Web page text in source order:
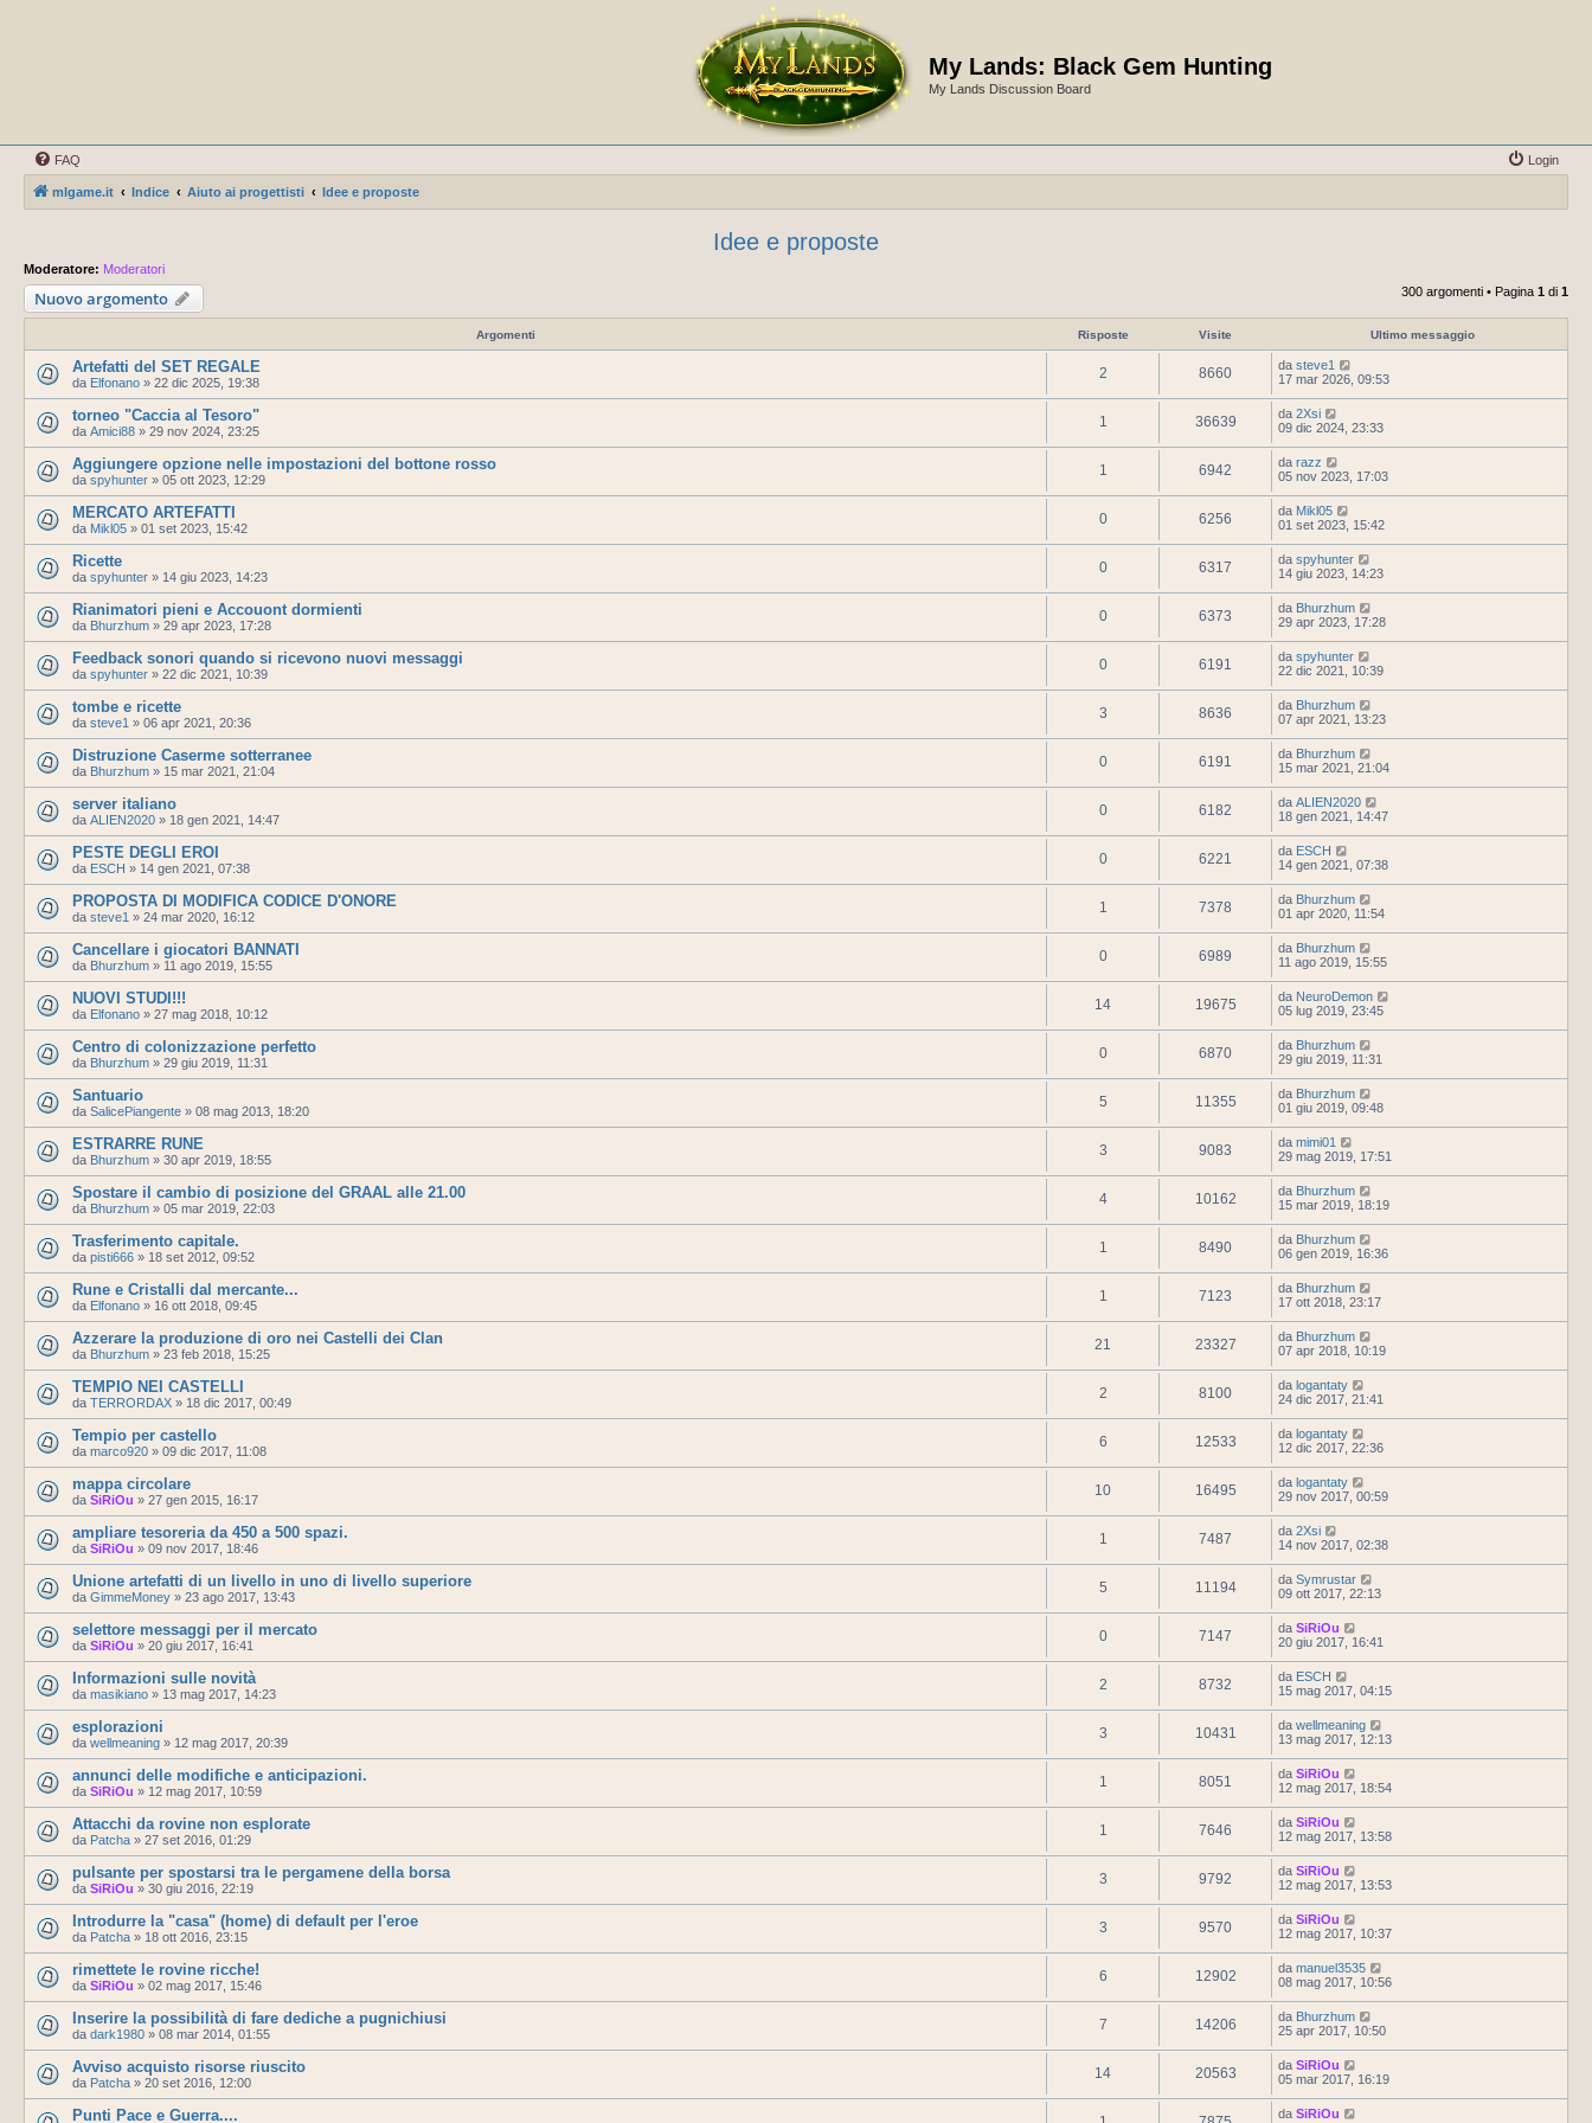
My Lands: Black Gem Hunting
My Lands Discussion Board
FAQ Login
mlgame.it Indice Aiuto ai progettisti Idee e proposte
Idee e proposte
Moderatore: Moderatori
Nuovo argomento 300 argomenti • Pagina 1 di 1
Argomenti Risposte Visite Ultimo messaggio
Artefatti del SET REGALE
da Elfonano » 22 dic 2025, 19:38
2 8660 da steve1
17 mar 2026, 09:53
torneo "Caccia al Tesoro"
da Amici88 » 29 nov 2024, 23:25
1 36639 da 2Xsi
09 dic 2024, 23:33
Aggiungere opzione nelle impostazioni del bottone rosso
da spyhunter » 05 ott 2023, 12:29
1 6942 da razz
05 nov 2023, 17:03
MERCATO ARTEFATTI
da Mikl05 » 01 set 2023, 15:42
0 6256 da Mikl05
01 set 2023, 15:42
Ricette
da spyhunter » 14 giu 2023, 14:23
0 6317 da spyhunter
14 giu 2023, 14:23
Rianimatori pieni e Accouont dormienti
da Bhurzhum » 29 apr 2023, 17:28
0 6373 da Bhurzhum
29 apr 2023, 17:28
Feedback sonori quando si ricevono nuovi messaggi
da spyhunter » 22 dic 2021, 10:39
0 6191 da spyhunter
22 dic 2021, 10:39
tombe e ricette
da steve1 » 06 apr 2021, 20:36
3 8636 da Bhurzhum
07 apr 2021, 13:23
Distruzione Caserme sotterranee
da Bhurzhum » 15 mar 2021, 21:04
0 6191 da Bhurzhum
15 mar 2021, 21:04
server italiano
da ALIEN2020 » 18 gen 2021, 14:47
0 6182 da ALIEN2020
18 gen 2021, 14:47
PESTE DEGLI EROI
da ESCH » 14 gen 2021, 07:38
0 6221 da ESCH
14 gen 2021, 07:38
PROPOSTA DI MODIFICA CODICE D'ONORE
da steve1 » 24 mar 2020, 16:12
1 7378 da Bhurzhum
01 apr 2020, 11:54
Cancellare i giocatori BANNATI
da Bhurzhum » 11 ago 2019, 15:55
0 6989 da Bhurzhum
11 ago 2019, 15:55
NUOVI STUDI!!!
da Elfonano » 27 mag 2018, 10:12
14 19675 da NeuroDemon
05 lug 2019, 23:45
Centro di colonizzazione perfetto
da Bhurzhum » 29 giu 2019, 11:31
0 6870 da Bhurzhum
29 giu 2019, 11:31
Santuario
da SalicePiangente » 08 mag 2013, 18:20
5 11355 da Bhurzhum
01 giu 2019, 09:48
ESTRARRE RUNE
da Bhurzhum » 30 apr 2019, 18:55
3 9083 da mimi01
29 mag 2019, 17:51
Spostare il cambio di posizione del GRAAL alle 21.00
da Bhurzhum » 05 mar 2019, 22:03
4 10162 da Bhurzhum
15 mar 2019, 18:19
Trasferimento capitale.
da pisti666 » 18 set 2012, 09:52
1 8490 da Bhurzhum
06 gen 2019, 16:36
Rune e Cristalli dal mercante...
da Elfonano » 16 ott 2018, 09:45
1 7123 da Bhurzhum
17 ott 2018, 23:17
Azzerare la produzione di oro nei Castelli dei Clan
da Bhurzhum » 23 feb 2018, 15:25
21 23327 da Bhurzhum
07 apr 2018, 10:19
TEMPIO NEI CASTELLI
da TERRORDAX » 18 dic 2017, 00:49
2 8100 da logantaty
24 dic 2017, 21:41
Tempio per castello
da marco920 » 09 dic 2017, 11:08
6 12533 da logantaty
12 dic 2017, 22:36
mappa circolare
da SiRiOu » 27 gen 2015, 16:17
10 16495 da logantaty
29 nov 2017, 00:59
ampliare tesoreria da 450 a 500 spazi.
da SiRiOu » 09 nov 2017, 18:46
1 7487 da 2Xsi
14 nov 2017, 02:38
Unione artefatti di un livello in uno di livello superiore
da GimmeMoney » 23 ago 2017, 13:43
5 11194 da Symrustar
09 ott 2017, 22:13
selettore messaggi per il mercato
da SiRiOu » 20 giu 2017, 16:41
0 7147 da SiRiOu
20 giu 2017, 16:41
Informazioni sulle novità
da masikiano » 13 mag 2017, 14:23
2 8732 da ESCH
15 mag 2017, 04:15
esplorazioni
da wellmeaning » 12 mag 2017, 20:39
3 10431 da wellmeaning
13 mag 2017, 12:13
annunci delle modifiche e anticipazioni.
da SiRiOu » 12 mag 2017, 10:59
1 8051 da SiRiOu
12 mag 2017, 18:54
Attacchi da rovine non esplorate
da Patcha » 27 set 2016, 01:29
1 7646 da SiRiOu
12 mag 2017, 13:58
pulsante per spostarsi tra le pergamene della borsa
da SiRiOu » 30 giu 2016, 22:19
3 9792 da SiRiOu
12 mag 2017, 13:53
Introdurre la "casa" (home) di default per l'eroe
da Patcha » 18 ott 2016, 23:15
3 9570 da SiRiOu
12 mag 2017, 10:37
rimettete le rovine ricche!
da SiRiOu » 02 mag 2017, 15:46
6 12902 da manuel3535
08 mag 2017, 10:56
Inserire la possibilità di fare dediche a pugnichiusi
da dark1980 » 08 mar 2014, 01:55
7 14206 da Bhurzhum
25 apr 2017, 10:50
Avviso acquisto risorse riuscito
da Patcha » 20 set 2016, 12:00
14 20563 da SiRiOu
05 mar 2017, 16:19
Punti Pace e Guerra.... da SiRiOu